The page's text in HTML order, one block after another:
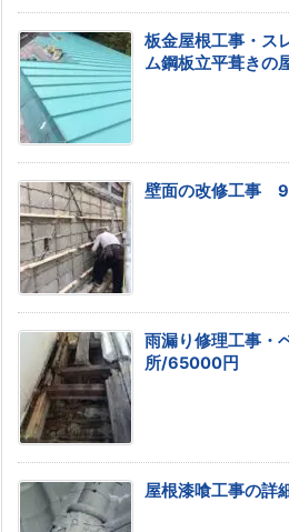
板金屋根工事・ス
ム鋼板立平葺き
壁面の改修工事
雨漏り修理工事・
所/65000円
屋根漆喰工事の